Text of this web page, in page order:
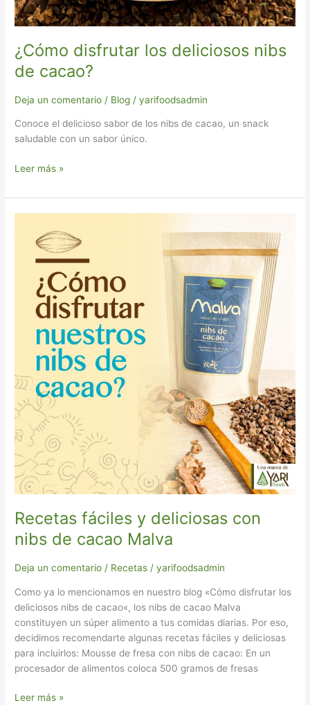
¿Cómo disfrutar los deliciosos nibs
de cacao?
Deja un comentario / Blog /yarifoodsadmin
Conoce el delicioso sabor de los nibs de cacao, un snack
saludable con un sabor único.
Leer más »
Recetas fáciles y deliciosas con
nibs de cacao Malva
Deja un comentario / Recetas /yarifoodsadmin
Como ya lo mencionamos en nuestro blog «Cómo disfrutar los
deliciosos nibs de cacao«, los nibs de cacao Malva
constituyen un súper alimento a tus comidas diarias. Por eso,
decidimos recomendarte algunas recetas fáciles y deliciosas
para incluirlos: Mousse de fresa con nibs de cacao: En un
procesador de alimentos coloca 500 gramos de fresas
fáciles
deliciosas
cacao
Malva
Leer más »